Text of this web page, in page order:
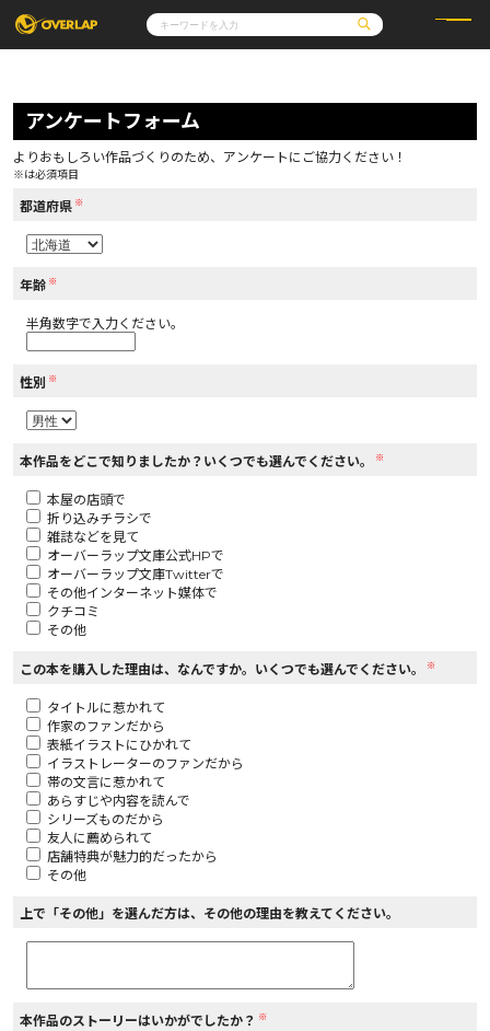
コミック
コミックガルド
コミッククリエ
LiQulle
ラブパルフェ
ライトノベル
ロサージュノベルス
その他
コミックエッセイ
通販・NEWS
OVERLAP STORE
アクセス
オーバーラップホールディングス
コミックパルフェ
アンケートフォーム
よりおもしろい作品づくりのため、アンケートにご協力ください！
※は必須項目
都道府県 ※
年齢 ※
半角数字で入力ください。
性別 ※
本作品をどこで知りましたか？いくつでも選んでください。 ※
本屋の店頭で
折り込みチラシで
雑誌などを見て
オーバーラップ文庫公式HPで
オーバーラップ文庫Twitterで
その他インターネット媒体で
クチコミ
その他
この本を購入した理由は、なんですか。いくつでも選んでください。 ※
タイトルに惹かれて
作家のファンだから
表紙イラストにひかれて
イラストレーターのファンだから
帯の文言に惹かれて
あらすじや内容を読んで
シリーズものだから
友人に薦められて
店舗特典が魅力的だったから
その他
上で「その他」を選んだ方は、その他の理由を教えてください。
本作品のストーリーはいかがでしたか？ ※